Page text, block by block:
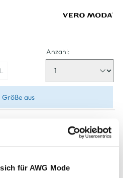
für AWG Mode
Anzahl:
Größe aus
den Versand verfügbar